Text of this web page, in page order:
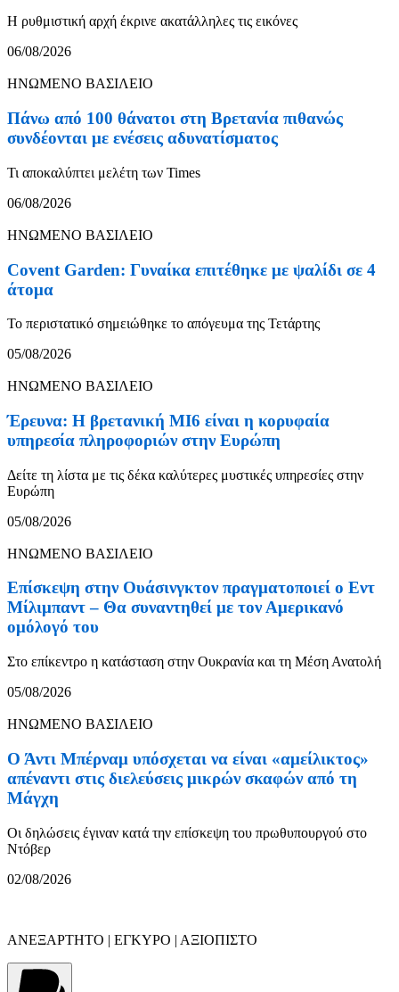
Η ρυθμιστική αρχή έκρινε ακατάλληλες τις εικόνες
06/08/2026
ΗΝΩΜΕΝΟ ΒΑΣΙΛΕΙΟ
Πάνω από 100 θάνατοι στη Βρετανία πιθανώς
συνδέονται με ενέσεις αδυνατίσματος
Τι αποκαλύπτει μελέτη των Times
06/08/2026
ΗΝΩΜΕΝΟ ΒΑΣΙΛΕΙΟ
Covent Garden: Γυναίκα επιτέθηκε με ψαλίδι σε 4
άτομα
Το περιστατικό σημειώθηκε το απόγευμα της Τετάρτης
05/08/2026
ΗΝΩΜΕΝΟ ΒΑΣΙΛΕΙΟ
Έρευνα: Η βρετανική MI6 είναι η κορυφαία
υπηρεσία πληροφοριών στην Ευρώπη
Δείτε τη λίστα με τις δέκα καλύτερες μυστικές υπηρεσίες στην
Ευρώπη
05/08/2026
ΗΝΩΜΕΝΟ ΒΑΣΙΛΕΙΟ
Επίσκεψη στην Ουάσινγκτον πραγματοποιεί ο Εντ
Μίλιμπαντ – Θα συναντηθεί με τον Αμερικανό
ομόλογό του
Στο επίκεντρο η κατάσταση στην Ουκρανία και τη Μέση Ανατολή
05/08/2026
ΗΝΩΜΕΝΟ ΒΑΣΙΛΕΙΟ
Ο Άντι Μπέρναμ υπόσχεται να είναι «αμείλικτος»
απέναντι στις διελεύσεις μικρών σκαφών από τη
Μάγχη
Οι δηλώσεις έγιναν κατά την επίσκεψη του πρωθυπουργού στο
Ντόβερ
02/08/2026
ΑΝΕΞΑΡΤΗΤΟ | ΕΓΚΥΡΟ | ΑΞΙΟΠΙΣΤΟ